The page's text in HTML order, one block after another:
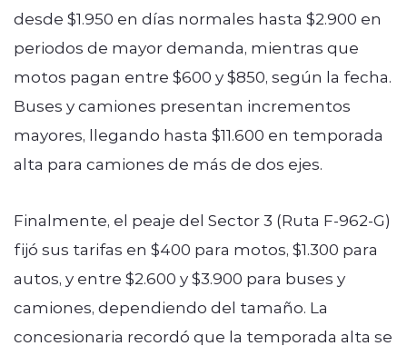
desde $1.950 en días normales hasta $2.900 en
periodos de mayor demanda, mientras que
motos pagan entre $600 y $850, según la fecha.
Buses y camiones presentan incrementos
mayores, llegando hasta $11.600 en temporada
alta para camiones de más de dos ejes.
Finalmente, el peaje del Sector 3 (Ruta F-962-G)
fijó sus tarifas en $400 para motos, $1.300 para
autos, y entre $2.600 y $3.900 para buses y
camiones, dependiendo del tamaño. La
concesionaria recordó que la temporada alta se